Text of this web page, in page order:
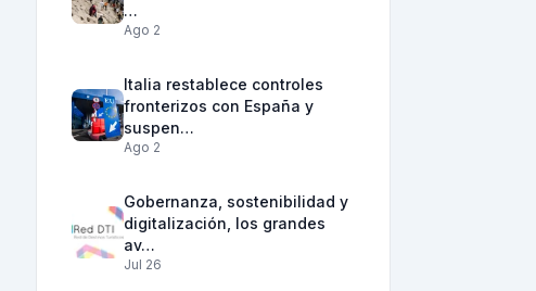
…
Ago 2
Italia restablece controles
fronterizos con España y
suspen…
Ago 2
Gobernanza, sostenibilidad y
digitalización, los grandes
av…
Jul 26